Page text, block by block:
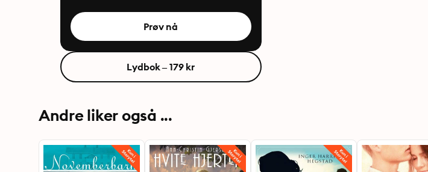
Prøv nå
Lydbok – 179 kr
Andre liker også ...